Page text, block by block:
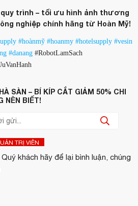
trình – tối ưu hình ảnh thương
nghiệp chính hãng từ Hoàn Mỹ!
#hoànmỹ #hoanmy #hotelsupply #vesin
#danang #RobotLamSach
SÀN – BÍ KÍP CẮT GIẢM 50% CHI
NÊN BIẾT!
TRỊ VIÊN
khách hãy để lại bình luận, chúng